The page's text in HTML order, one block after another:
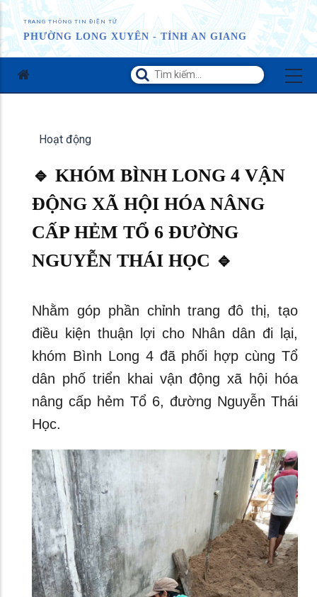
TRANG THÔNG TIN ĐIỆN TỬ
PHƯỜNG LONG XUYÊN - TỈNH AN GIANG
Hoạt động
🔹 KHÓM BÌNH LONG 4 VẬN
ĐỘNG XÃ HỘI HÓA NÂNG
CẤP HẺM TỔ 6 ĐƯỜNG
NGUYỄN THÁI HỌC 🔹
Nhằm góp phần chỉnh trang đô thị, tạo
điều kiện thuận lợi cho Nhân dân đi lại,
khóm Bình Long 4 đã phối hợp cùng Tổ
dân phố triển khai vận động xã hội hóa
nâng cấp hẻm Tổ 6, đường Nguyễn Thái
Học.